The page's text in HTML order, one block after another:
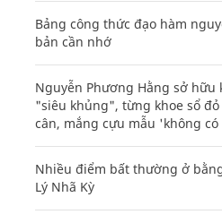
Bảng công thức đạo hàm
bản cần nhớ
Nguyễn Phương Hằng sở hữu
"siêu khủng", từng khoe sổ
cân, mắng cựu mẫu 'không
Nhiều điểm bất thường ở
Lý Nhã Kỳ